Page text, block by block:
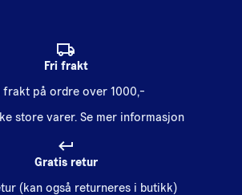
Fri frakt
frakt på ordre over 1000,-
store varer. Se mer informasjon
Gratis retur
(kan også returneres i butikk)